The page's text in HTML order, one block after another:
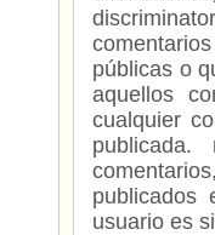
públicas o
aquellos
cualquier
usuario es